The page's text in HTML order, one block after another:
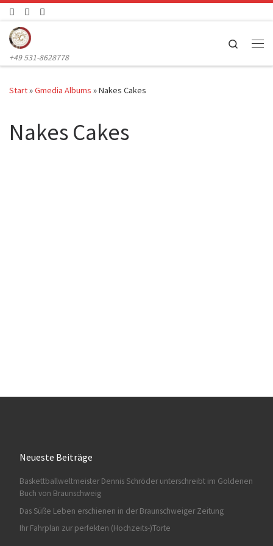
Zum Inhalt springen
+49 531-8628778
Search
Start»Gmedia Albums »Nakes Cakes
Nakes Cakes
Neueste Beiträge
Baskettballweltmeister Dennis Schröder unterschreibt im Goldenen
Buch von Braunschweig
Das Süße Leben erschienen in der Braunschweiger Zeitung
Ihr Fahrplan zur perfekten (Hochzeits-)Torte